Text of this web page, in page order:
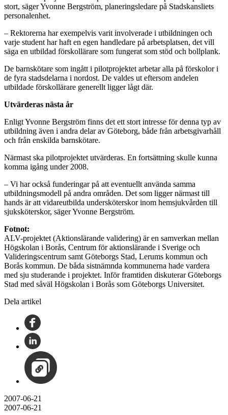
stort, säger Yvonne Bergström, planeringsledare på Stadskansliets
personalenhet.
– Rektorerna har exempelvis varit involverade i utbildningen och
varje student har haft en egen handledare på arbetsplatsen, det vill
säga en utbildad förskollärare som fungerat som stöd och bollplank.
De barnskötare som ingått i pilotprojektet arbetar alla på förskolor i
de fyra stadsdelarna i nordost. De valdes ut eftersom andelen
utbildade förskollärare generellt ligger lågt där.
Utvärderas nästa år
Enligt Yvonne Bergström finns det ett stort intresse för denna typ av
utbildning även i andra delar av Göteborg, både från arbetsgivarhåll
och från enskilda barnskötare.
Närmast ska pilotprojektet utvärderas. En fortsättning skulle kunna
komma igång under 2008.
– Vi har också funderingar på att eventuellt använda samma
utbildningsmodell på andra områden. Det som ligger närmast till
hands är att vidareutbilda undersköterskor inom hemsjukvården till
sjuksköterskor, säger Yvonne Bergström.
Fotnot:
ALV-projektet (Aktionslärande validering) är en samverkan mellan
Högskolan i Borås, Centrum för aktionslärande i Sverige och
Valideringscentrum samt Göteborgs Stad, Lerums kommun och
Borås kommun. De båda sistnämnda kommunerna hade vardera
med sju studerande i projektet. Inför framtiden diskuterar Göteborgs
Stad med såväl Högskolan i Borås som Göteborgs Universitet.
Dela artikel
2007-06-21
2007-06-21